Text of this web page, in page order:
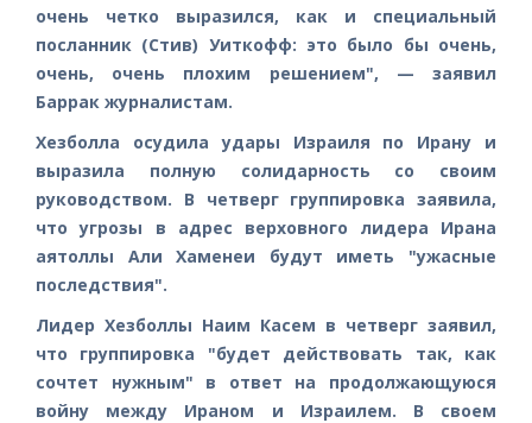
очень четко выразился, как и специальный
посланник (Стив) Уиткофф: это было бы очень,
очень, очень плохим решением", — заявил
Баррак журналистам.
Хезболла осудила удары Израиля по Ирану и
выразила полную солидарность со своим
руководством. В четверг группировка заявила,
что угрозы в адрес верховного лидера Ирана
аятоллы Али Хаменеи будут иметь "ужасные
последствия".
Лидер Хезболлы Наим Касем в четверг заявил,
что группировка "будет действовать так, как
сочтет нужным" в ответ на продолжающуюся
войну между Ираном и Израилем. В своем